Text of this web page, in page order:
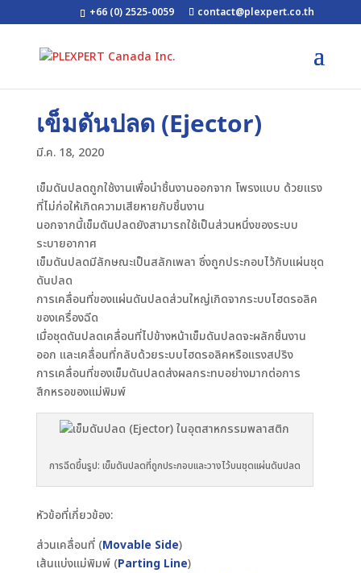
+66 (0) 2525-0059 contact@plexpert.co.th
เข็มดันปลด (Ejector)
มี.ค. 18, 2020
เข็มดันปลดถูกใช้งานเพื่อนำชิ้นงานออกจาก โพรงแบบ ด้วยแรง
ที่ไม่ก่อให้เกิดความเสียหายกับชิ้นงาน
นอกจากนี้เข็มดันปลดยังสามารถใช้เป็นส่วนหนึ่งของระบบ
ระบายอากาศ
เข็มดันปลดมีลักษณะเป็นสลักเพลา ซึ่งถูกประกอบไว้กับแผ่นชุด
ดันปลด
การเคลื่อนที่ของแผ่นดันปลดส่วนใหญ่เกิดจากระบบไฮดรอลิค
ของเครื่องฉีด
เมื่อชุดดันปลดเคลื่อนที่ไปข้างหน้าเข็มดันปลดจะผลักชิ้นงาน
ออก และเคลื่อนที่กลับด้วยระบบไฮดรอลิคหรือแรงสปริง
การเคลื่อนที่ของเข็มดันปลดส่งผลกระทบอย่างมากต่อการ
สึกหรอของแม่พิมพ์
การฉีดขึ้นรูป: เข็มดันปลดที่ถูกประกอบและวางไว้บนชุดแผ่นดันปลด
หัวข้อที่เกี่ยวข้อง:
ส่วนเคลื่อนที่ (Movable Side)
เส้นแบ่งแม่พิมพ์ (Parting Line)